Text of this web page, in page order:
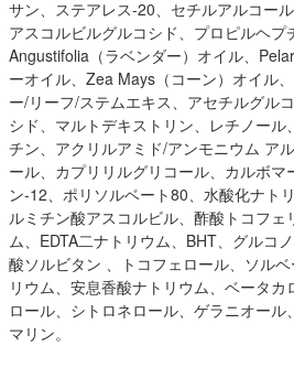
サン、ステアレス-20、セチルアルコー
アスコルビルグルコシド、プロピルヘ
Angustifolia（ラベンダー）オイル、
ーオイル、Zea Mays（コーン）オイル
ー/リーフ/ステムエキス、アセチルグル
シド、マルトデキストリン、レチノー
チン、アクリルアミド/アンモニウム ア
ール、カプリリルグリコール、カルボマ
ン-12、ポリソルベート80、水酸化ナト
ルミチン酸アスコルビル、酢酸トコフェ
ム、EDTA二ナトリウム、BHT、グルコ
酸ソルビタン 、トコフェロール、ソル
リウム、安息香酸ナトリウム、ベータ
ロール、シトロネロール、ゲラニオール
マリン。